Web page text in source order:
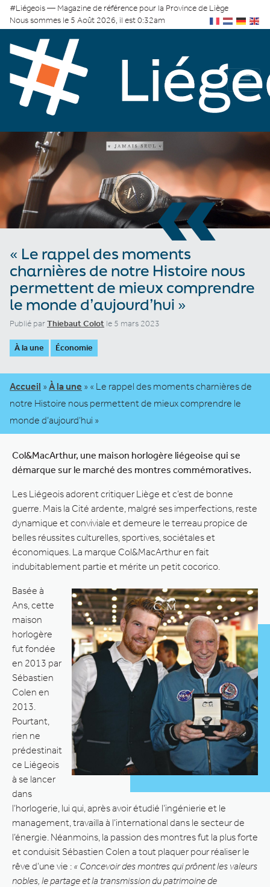
#Liégeois — Magazine de référence pour la Province de Liège
Nous sommes le 5 Août 2026, il est 0:32am
«
« Le rappel des moments
charnières de notre Histoire nous
permettent de mieux comprendre
le monde d’aujourd’hui »
Publié parThiebaut Colot le 5 mars 2023
À la une Économie
Accueil » À la une » « Le rappel des moments charnières de
notre Histoire nous permettent de mieux comprendre le
monde d’aujourd’hui »
Col&MacArthur, une maison horlogère liégeoise qui se
démarque sur le marché des montres commémoratives.
Les Liégeois adorent critiquer Liège et c’est de bonne
guerre. Mais la Cité ardente, malgré ses imperfections, reste
dynamique et conviviale et demeure le terreau propice de
belles réussites culturelles, sportives, sociétales et
économiques. La marque Col&MacArthur en fait
indubitablement partie et mérite un petit cocorico.
Basée à
Ans, cette
maison
horlogère
fut fondée
en 2013 par
Sébastien
Colen en
2013.
Pourtant,
rien ne
prédestinait
ce Liégeois
à se lancer
dans
l’horlogerie, lui qui, après avoir étudié l’ingénierie et le
management, travailla à l’international dans le secteur de
l’énergie. Néanmoins, la passion des montres fut la plus forte
et conduisit Sébastien Colen a tout plaquer pour réaliser le
rêve d’une vie : « Concevoir des montres qui prônent les valeurs
nobles, le partage et la transmission du patrimoine de